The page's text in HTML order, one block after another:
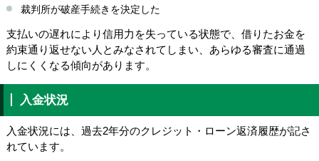
裁判所が破産手続きを決定した
支払いの遅れにより信用力を失っている状態で、借りたお金を
約束通り返せない人とみなされてしまい、あらゆる審査に通過
しにくくなる傾向があります。
入金状況
入金状況には、過去2年分のクレジット・ローン返済履歴が記さ
れています。